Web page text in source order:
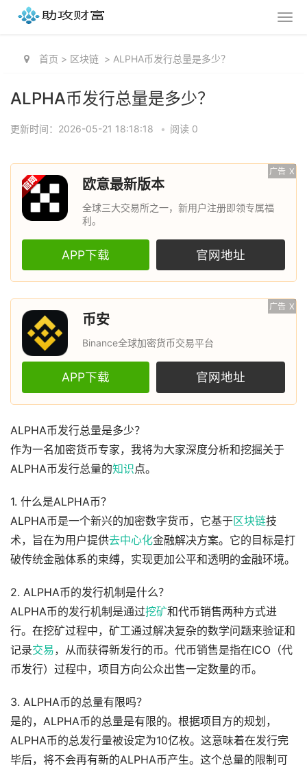
首页 > 区块链 > ALPHA币发行总量是多少？
ALPHA币发行总量是多少？
更新时间：2026-05-21 18:18:18 • 阅读 0
广告 X
欧意最新版本
全球三大交易所之一，新用户注册即领专属福
利。
APP下载 官网地址
广告 X
币安
Binance全球加密货币交易平台
APP下载 官网地址
ALPHA币发行总量是多少？
作为一名加密货币专家，我将为大家深度分析和挖掘关于
ALPHA币发行总量的知识点。
1. 什么是ALPHA币？
ALPHA币是一个新兴的加密数字货币，它基于区块链技
术，旨在为用户提供去中心化金融解决方案。它的目标是打
破传统金融体系的束缚，实现更加公平和透明的金融环境。
2. ALPHA币的发行机制是什么？
ALPHA币的发行机制是通过挖矿和代币销售两种方式进
行。在挖矿过程中，矿工通过解决复杂的数学问题来验证和
记录交易，从而获得新发行的币。代币销售是指在ICO（代
币发行）过程中，项目方向公众出售一定数量的币。
3. ALPHA币的总量有限吗？
是的，ALPHA币的总量是有限的。根据项目方的规划，
ALPHA币的总发行量被设定为10亿枚。这意味着在发行完
毕后，将不会再有新的ALPHA币产生。这个总量的限制可